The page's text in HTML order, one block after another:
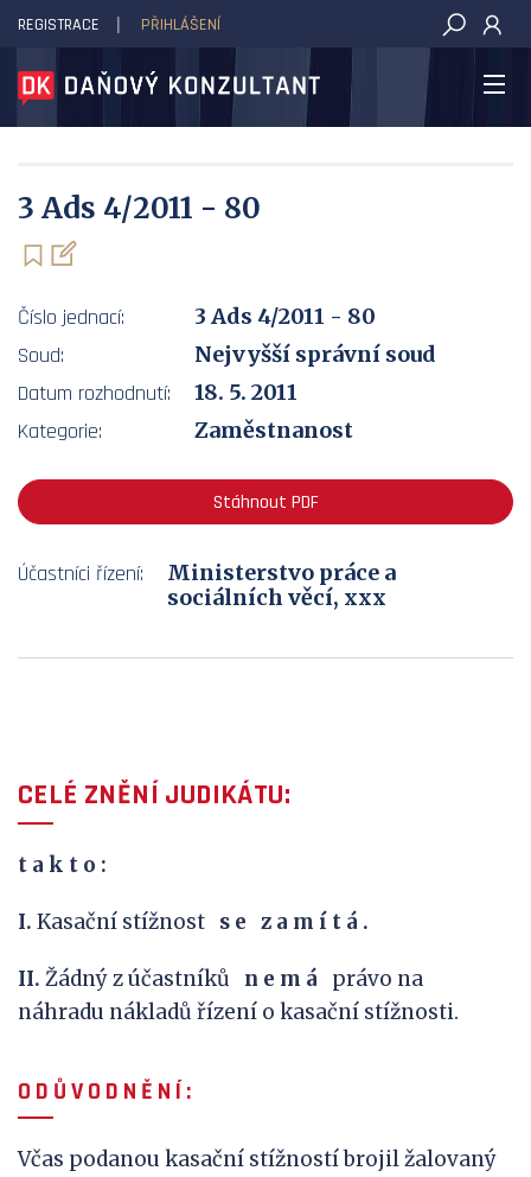
DAŇOVÝ KONZULTANT
REGISTRACE PŘIHLÁŠENÍ
3 Ads 4/2011 - 80
Číslo jednací:
3 Ads 4/2011 - 80
Soud:
Nejvyšší správní soud
Datum rozhodnutí:
18. 5. 2011
Kategorie:
Zaměstnanost
Stáhnout PDF
Účastníci řízení:
Ministerstvo práce a
sociálních věcí, xxx
CELÉ ZNĚNÍ JUDIKÁTU:
t a k t o :
I. Kasační stížnost s e z a m í t á .
II. Žádný z účastníků n e m á
právo na
náhradu nákladů řízení o kasační stížnosti.
O D Ů VO D N Ě N Í :
Včas podanou kasační stížností brojil žalovaný